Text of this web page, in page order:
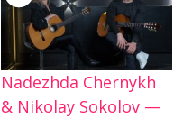
Nadezhda Chernykh
& Nikolay Sokolov —